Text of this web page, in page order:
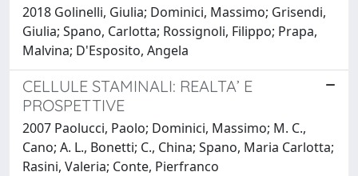
2018 Golinelli, Giulia; Dominici, Massimo; Grisendi,
Giulia; Spano, Carlotta; Rossignoli, Filippo; Prapa,
Malvina; D'Esposito, Angela
CELLULE STAMINALI: REALTA’ E
PROSPETTIVE
2007 Paolucci, Paolo; Dominici, Massimo; M. C.,
Cano; A. L., Bonetti; C., China; Spano, Maria Carlotta;
Rasini, Valeria; Conte, Pierfranco